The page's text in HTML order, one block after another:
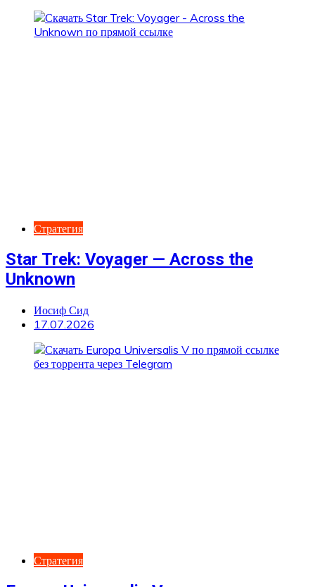
Стратегия
Star Trek: Voyager — Across the
Unknown
Иосиф Сид
17.07.2026
Стратегия